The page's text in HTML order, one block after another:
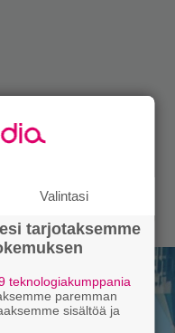
Valintasi
tarjotaksemme
teknologiakumppania
paremman
sisältöä ja